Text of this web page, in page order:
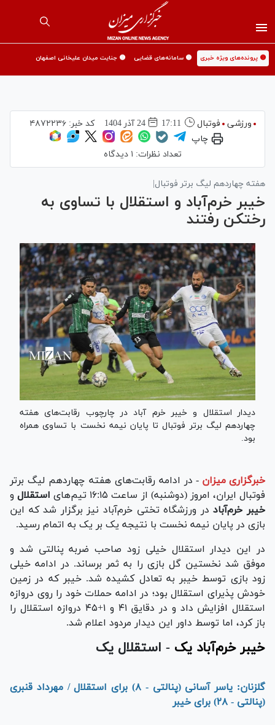
🟡 پرونده‌های ویژه خبری 🟡 سامانه‌های قضایی 🟡 جنایت میدان علیخانی اصفهان
ورزشی فوتبال 17:11 24 آذر 1404 کد خبر:۴۸۷۲۲۳۶
چاپ
تعداد نظرات: ۱ دیدگاه
هفته چهاردهم لیگ برتر فوتبال|
خیبر خرم‌آباد و استقلال با تساوی به
رختکن رفتند
دیدار استقلال و خیبر خرم آباد در چارچوب رقابت‌های هفته
چهاردهم لیگ برتر فوتبال تا پایان نیمه نخست با تساوی همراه
بود.
خبرگزاری میزان - در ادامه رقابت‌های هفته چهاردهم لیگ برتر
فوتبال ایران، امروز (دوشنبه) از ساعت ۱۶:۱۵ تیم‌های
استقلالو
خیبر خرم‌آباددر ورزشگاه تختی خرم‌آباد نیز برگزار شد که این
بازی در پایان نیمه نخست با نتیجه یک بر یک به اتمام رسید.
در این دیدار استقلال خیلی زود صاحب ضربه پنالتی شد و
موفق شد نخستین گل بازی را به ثمر برساند. در ادامه خیلی
زود بازی توسط خیبر به تعادل کشیده شد. خیبر که در زمین
خودش پذیرای استقلال بود؛ در ادامه حملات خود را روی دروازه
استقلال افزایش داد و در دقایق ۴۱ و ۱+۴۵ دروازه استقلال را
باز کرد، اما توسط داور این دیدار مردود اعلام شد.
خیبر خرم‌آباد یک - استقلال یک
گلزنان: یاسر آسانی (پنالتی - ۸) برای استقلال / مهرداد قنبری
(پنالتی - ۲۸) برای خیبر